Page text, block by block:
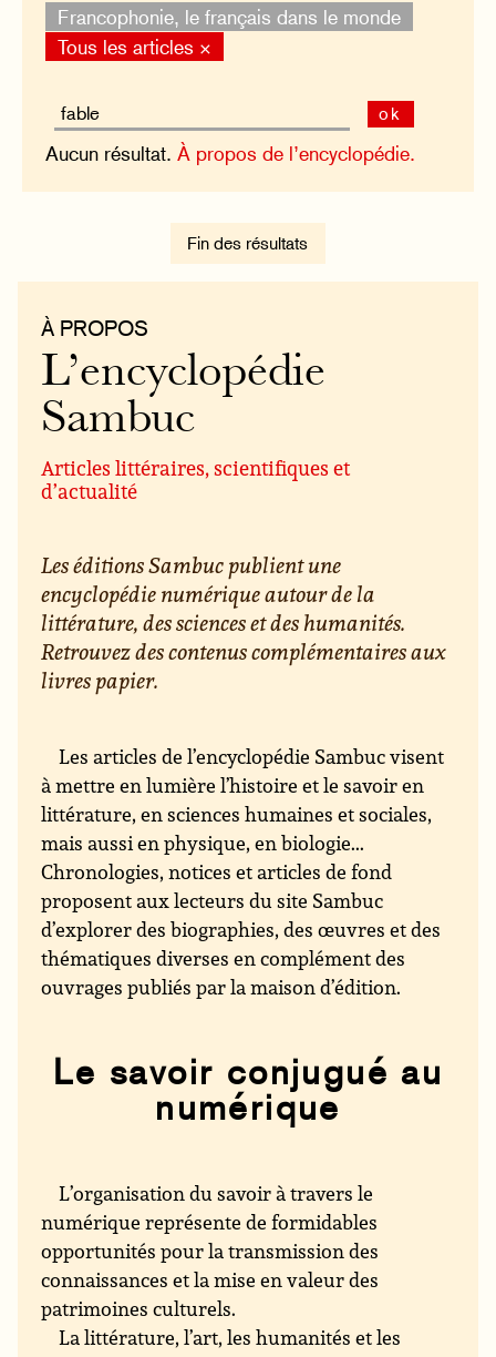
Francophonie, le français dans le monde
Tous les articles ×
ok
Aucun résultat.À propos de l’encyclopédie.
Fin des résultats
À PROPOS
L’encyclopédie
Sambuc
Articles littéraires, scientifiques et
d’actualité
Les éditions Sambuc publient une
encyclopédie numérique autour de la
littérature, des sciences et des humanités.
Retrouvez des contenus complémentaires aux
livres papier.
Les articles de l’encyclopédie Sambuc visent
à mettre en lumière l’histoire et le savoir en
littérature, en sciences humaines et sociales,
mais aussi en physique, en biologie...
Chronologies, notices et articles de fond
proposent aux lecteurs du site Sambuc
d’explorer des biographies, des œuvres et des
thématiques diverses en complément des
ouvrages publiés par la maison d’édition.
Le savoir conjugué au
numérique
L’organisation du savoir à travers le
numérique représente de formidables
opportunités pour la transmission des
connaissances et la mise en valeur des
patrimoines culturels.
La littérature, l’art, les humanités et les